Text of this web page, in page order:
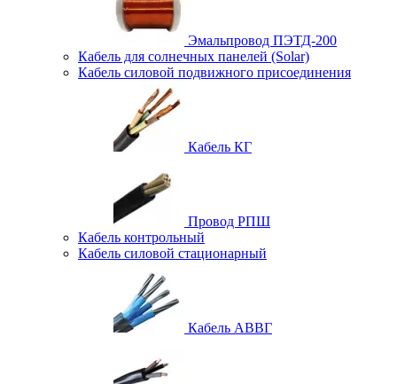
Эмальпровод ПЭТД-200
Кабель для солнечных панелей (Solar)
Кабель силовой подвижного присоединения
Кабель КГ
Провод РПШ
Кабель контрольный
Кабель силовой стационарный
Кабель АВВГ